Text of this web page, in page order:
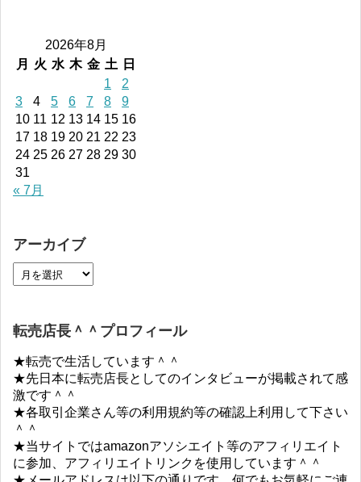
2026年8月
月
火 水 木 金 土
日
1
2
3
4 5 6 7 8
9
10 11 12 13 14 15 16
17 18 19 20 21 22 23
24 25 26 27 28 29 30
31
« 7月
アーカイブ
転売店長＾＾プロフィール
★転売で生活しています＾＾
★先日本に転売店長としてのインタビューが掲載されて感
激です＾＾
★各取引企業さん等の利用規約等の確認上利用して下さい
＾＾
★当サイトではamazonアソシエイト等のアフィリエイト
に参加、アフィリエイトリンクを使用しています＾＾